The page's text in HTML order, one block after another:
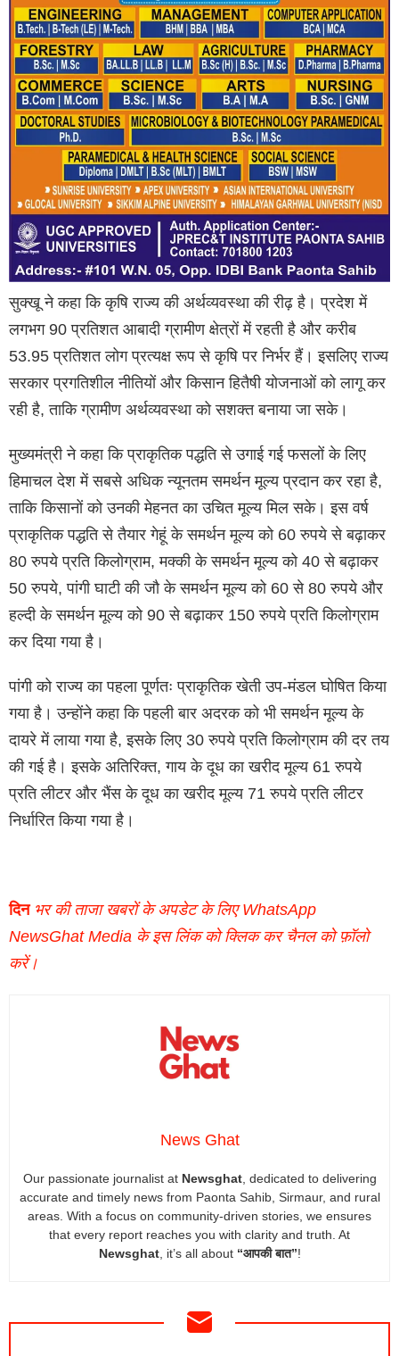
सुक्खू ने कहा कि कृषि राज्य की अर्थव्यवस्था की रीढ़ है। प्रदेश में
लगभग 90 प्रतिशत आबादी ग्रामीण क्षेत्रों में रहती है और करीब
53.95 प्रतिशत लोग प्रत्यक्ष रूप से कृषि पर निर्भर हैं। इसलिए राज्य
सरकार प्रगतिशील नीतियों और किसान हितैषी योजनाओं को लागू कर
रही है, ताकि ग्रामीण अर्थव्यवस्था को सशक्त बनाया जा सके।
मुख्यमंत्री ने कहा कि प्राकृतिक पद्धति से उगाई गई फसलों के लिए
हिमाचल देश में सबसे अधिक न्यूनतम समर्थन मूल्य प्रदान कर रहा है,
ताकि किसानों को उनकी मेहनत का उचित मूल्य मिल सके। इस वर्ष
प्राकृतिक पद्धति से तैयार गेहूं के समर्थन मूल्य को 60 रुपये से बढ़ाकर
80 रुपये प्रति किलोग्राम, मक्की के समर्थन मूल्य को 40 से बढ़ाकर
50 रुपये, पांगी घाटी की जौ के समर्थन मूल्य को 60 से 80 रुपये और
हल्दी के समर्थन मूल्य को 90 से बढ़ाकर 150 रुपये प्रति किलोग्राम
कर दिया गया है।
पांगी को राज्य का पहला पूर्णतः प्राकृतिक खेती उप-मंडल घोषित किया
गया है। उन्होंने कहा कि पहली बार अदरक को भी समर्थन मूल्य के
दायरे में लाया गया है, इसके लिए 30 रुपये प्रति किलोग्राम की दर तय
की गई है। इसके अतिरिक्त, गाय के दूध का खरीद मूल्य 61 रुपये
प्रति लीटर और भैंस के दूध का खरीद मूल्य 71 रुपये प्रति लीटर
निर्धारित किया गया है।
दिनभर की ताजा खबरों के अपडेट के लिए WhatsApp
NewsGhat Media के इस लिंक को क्लिक कर चैनल को फ़ॉलो
करें।
News Ghat
Our passionate journalist at Newsghat, dedicated to delivering
accurate and timely news from Paonta Sahib, Sirmaur, and rural
areas. With a focus on community-driven stories, we ensures
that every report reaches you with clarity and truth. At
Newsghat, it’s all about “आपकी बात”!